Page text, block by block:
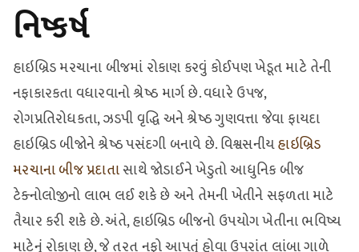
નિષ્કર્ષ
હાઇબ્રિડ મરચાના બીજમાં રોકાણ કરવું કોઈપણ ખેડૂત માટે તેની
નફાકારકતા વધારવાનો શ્રેષ્ઠ માર્ગ છે. વધારે ઉપજ,
રોગપ્રતિરોધકતા, ઝડપી વૃદ્ધિ અને શ્રેષ્ઠ ગુણવત્તા જેવા ફાયદા
હાઇબ્રિડ બીજોને શ્રેષ્ઠ પસંદગી બનાવે છે. વિશ્વસનીયહાઇબ્રિડ
મરચાના બીજ પ્રદાતાસાથે જોડાઈને ખેડુતો આધુનિક બીજ
ટેક્નોલોજીનો લાભ લઈ શકે છે અને તેમની ખેતીને સફળતા માટે
તૈયાર કરી શકે છે. અંતે, હાઇબ્રિડ બીજનો ઉપયોગ ખેતીના ભવિષ્ય
માટેનું રોકાણ છે, જે તરત નફો આપતું હોવા ઉપરાંત લાંબા ગાળે